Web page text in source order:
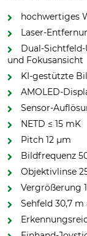
hochwertiges
Laser-
Dual-
und Fokusansicht
KI-gestützte
AMOLED-
Sensor-
NETD ≤ 15 mK
Pitch 12 µm
Bildfrequenz
Objektivlinse
Vergrößerung
Sehfeld 30,7 m